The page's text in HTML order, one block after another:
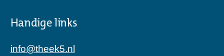
Handige links
info@theek5.nl